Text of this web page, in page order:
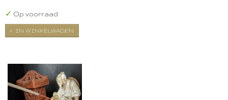
✓ Op voorraad
IN WINKELWAGEN